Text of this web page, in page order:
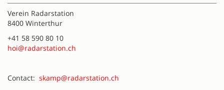
Verein Radarstation
8400 Winterthur
+41 58 590 80 10
hoi@radarstation.ch
Contact: skamp@radarstation.ch